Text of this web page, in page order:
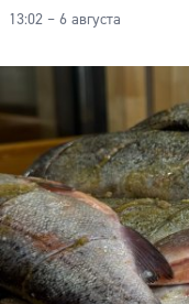
13:02 – 6 августа